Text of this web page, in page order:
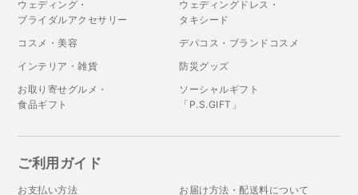
ウェディング・
ブライダルアクセサリー
ウェディングドレス・
タキシード
コスメ・美容
デパコス・ブランドコスメ
インテリア・雑貨
防災グッズ
お取り寄せグルメ・
食品ギフト
ソーシャルギフト
「P.S.GIFT」
ご利用ガイド
お支払い方法
お届け方法・配送料について